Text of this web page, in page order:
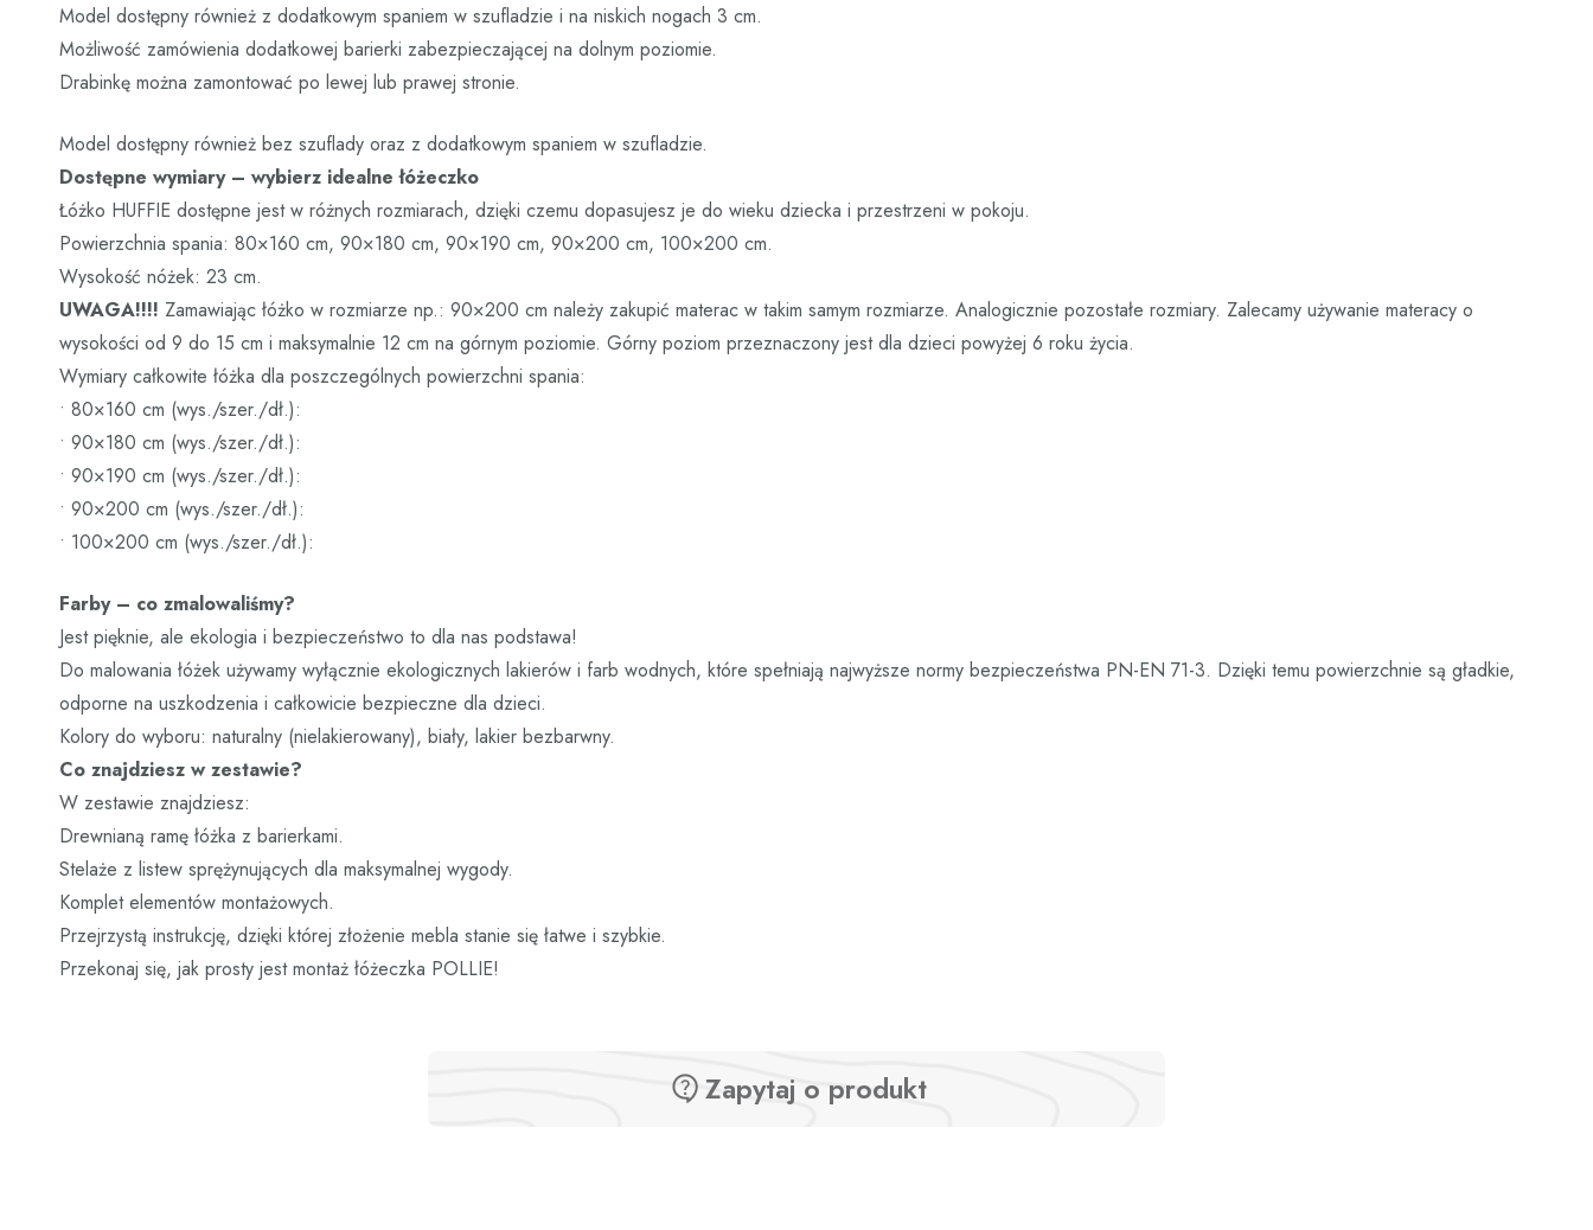
Model dostępny również z dodatkowym spaniem w szufladzie i na niskich nogach 3 cm.
Możliwość zamówienia dodatkowej barierki zabezpieczającej na dolnym poziomie.
Drabinkę można zamontować po lewej lub prawej stronie.
Model dostępny również bez szuflady oraz z dodatkowym spaniem w szufladzie.
Dostępne wymiary – wybierz idealne łóżeczko
Łóżko HUFFIE dostępne jest w różnych rozmiarach, dzięki czemu dopasujesz je do wieku dziecka i przestrzeni w pokoju.
Powierzchnia spania: 80×160 cm, 90×180 cm, 90×190 cm, 90×200 cm, 100×200 cm.
Wysokość nóżek: 23 cm.
UWAGA!!!! Zamawiając łóżko w rozmiarze np.: 90×200 cm należy zakupić materac w takim samym rozmiarze. Analogicznie pozostałe rozmiary. Zalecamy używanie materacy o
wysokości od 9 do 15 cm i maksymalnie 12 cm na górnym poziomie. Górny poziom przeznaczony jest dla dzieci powyżej 6 roku życia.
Wymiary całkowite łóżka dla poszczególnych powierzchni spania:
• 80×160 cm (wys./szer./dł.):
• 90×180 cm (wys./szer./dł.):
• 90×190 cm (wys./szer./dł.):
• 90×200 cm (wys./szer./dł.):
• 100×200 cm (wys./szer./dł.):
Farby – co zmalowaliśmy?
Jest pięknie, ale ekologia i bezpieczeństwo to dla nas podstawa!
Do malowania łóżek używamy wyłącznie ekologicznych lakierów i farb wodnych, które spełniają najwyższe normy bezpieczeństwa PN-EN 71-3. Dzięki temu powierzchnie są gładkie,
odporne na uszkodzenia i całkowicie bezpieczne dla dzieci.
Kolory do wyboru: naturalny (nielakierowany), biały, lakier bezbarwny.
Co znajdziesz w zestawie?
W zestawie znajdziesz:
Drewnianą ramę łóżka z barierkami.
Stelaże z listew sprężynujących dla maksymalnej wygody.
Komplet elementów montażowych.
Przejrzystą instrukcję, dzięki której złożenie mebla stanie się łatwe i szybkie.
Przekonaj się, jak prosty jest montaż łóżeczka POLLIE!
Zapytaj o produkt